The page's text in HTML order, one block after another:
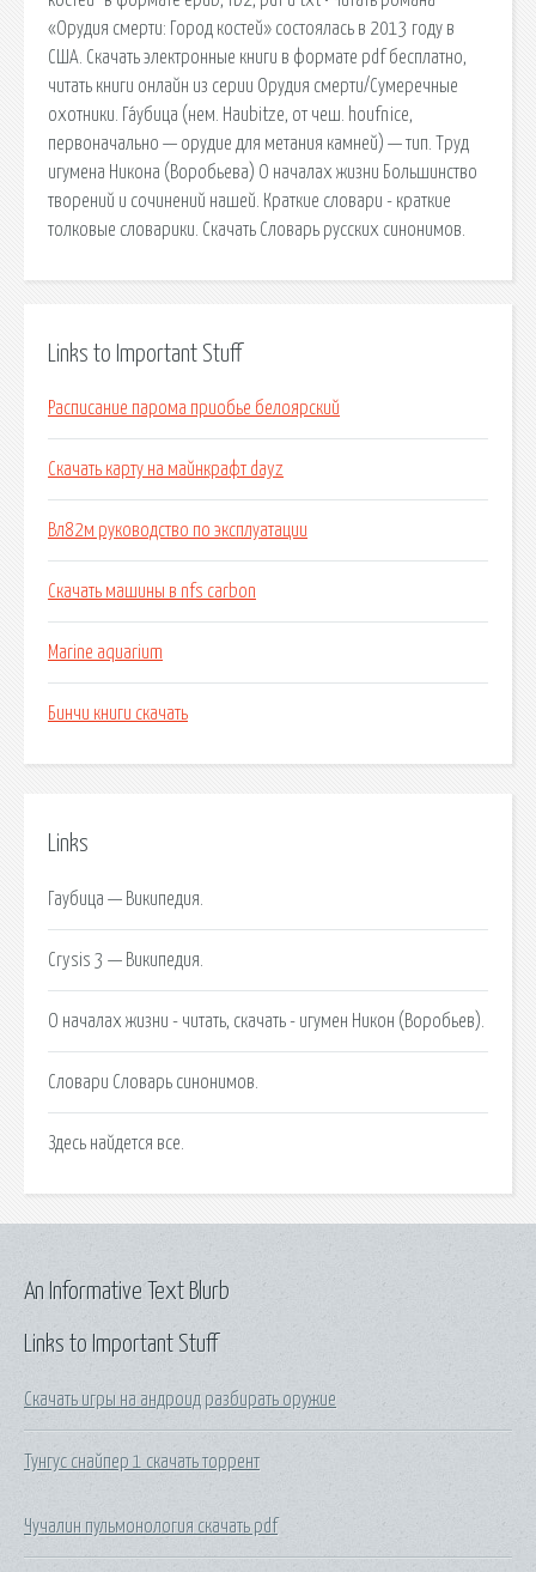
«Орудия смерти: Город костей» состоялась в 2013 году в
США. Скачать электронные книги в формате pdf бесплатно,
читать книги онлайн из серии Орудия смерти/Сумеречные
охотники. Га́убица (нем. Haubitze, от чеш. houfnice,
первоначально — орудие для метания камней) — тип. Труд
игумена Никона (Воробьева) О началах жизни Большинство
творений и сочинений нашей. Краткие словари - краткие
толковые словарики. Скачать Словарь русских синонимов.
Links to Important Stuff
Расписание парома приобье белоярский
Скачать карту на майнкрафт dayz
Вл82м руководство по эксплуатации
Скачать машины в nfs carbon
Marine aquarium
Бинчи книги скачать
Links
Гаубица — Википедия.
Crysis 3 — Википедия.
О началах жизни - читать, скачать - игумен Никон (Воробьев).
Словари Словарь синонимов.
Здесь найдется все.
Links to Important Stuff
Скачать игры на андроид разбирать оружие
Тунгус снайпер 1 скачать торрент
Чучалин пульмонология скачать pdf
An Informative Text Blurb